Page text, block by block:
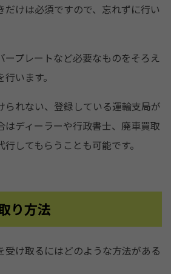
だけは必須ですので、忘れずに行い
ープレートなど必要なものをそろえ
います。
られない、登録している運輸支局が
はディーラーや行政書士、廃車買取
してもらうことも可能です。
り方法
受け取るにはどのような方法がある